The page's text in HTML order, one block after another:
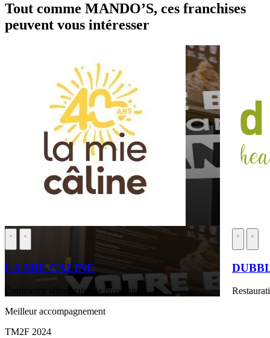
Tout comme MANDO’S, ces franchises
peuvent vous intéresser
LA MIE CALINE
Commerce alimentaire de proximité
Meilleur accompagnement
TM2F 2024